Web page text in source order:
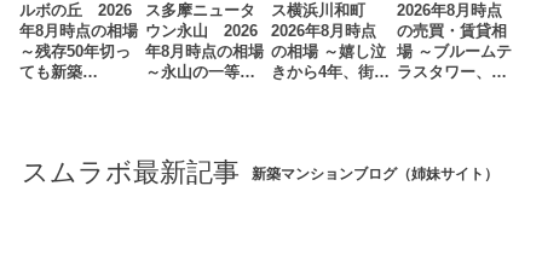
ルボの丘 2026
年8月時点の相場
～残存50年切っ
ても新築…
ス多摩ニュータ
ウン永山 2026
年8月時点の相場
～永山の一等…
ス横浜川和町
2026年8月時点
の相場 ～嬉し泣
きから4年、街…
2026年8月時点
の売買・賃貸相
場 ～ブルームテ
ラスタワー、…
スムラボ最新記事 新築マンションブログ（姉妹サイト）